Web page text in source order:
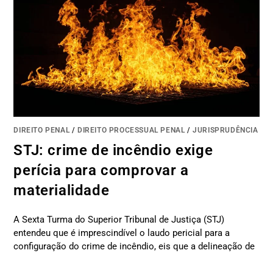
DIREITO PENAL/ DIREITO PROCESSUAL PENAL/JURISPRUDÊNCIA
STJ: crime de incêndio exige
perícia para comprovar a
materialidade
A Sexta Turma do Superior Tribunal de Justiça (STJ)
entendeu que é imprescindível o laudo pericial para a
configuração do crime de incêndio, eis que a delineação de